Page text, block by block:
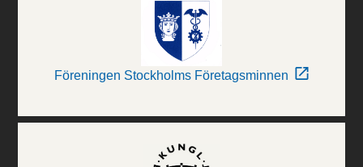
Föreningen Stockholms Företagsminnen